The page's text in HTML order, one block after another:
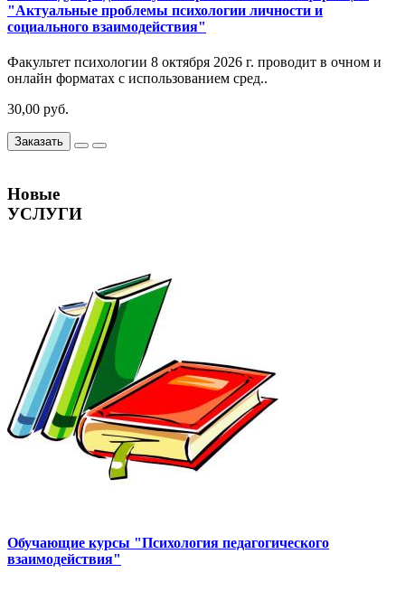
"Актуальные проблемы психологии личности и
социального взаимодействия"
Факультет психологии 8 октября 2026 г. проводит в очном и
онлайн форматах с использованием сред..
30,00 руб.
Заказать
Новые
УСЛУГИ
Обучающие курсы "Психология педагогического
взаимодействия"